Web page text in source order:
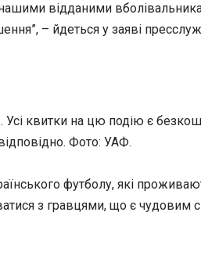
відданими
– йдеться у заяві
Усі квитки на цю подію є
Фото: УАФ.
футболу, які
з гравцями, що є